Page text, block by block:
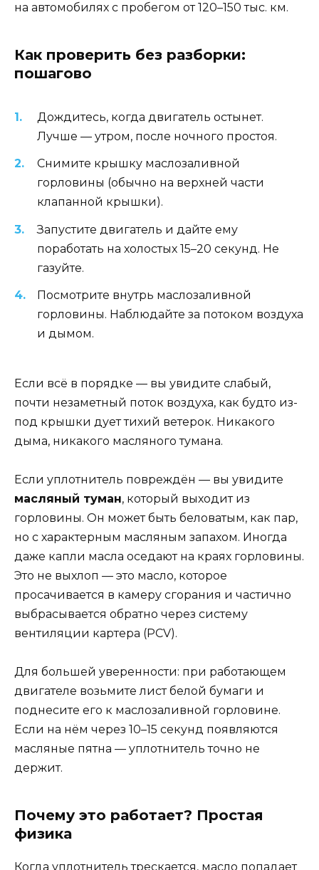
на автомобилях с пробегом от 120–150 тыс. км.
Как проверить без разборки:
пошагово
Дождитесь, когда двигатель остынет.
Лучше — утром, после ночного простоя.
Снимите крышку маслозаливной
горловины (обычно на верхней части
клапанной крышки).
Запустите двигатель и дайте ему
поработать на холостых 15–20 секунд. Не
газуйте.
Посмотрите внутрь маслозаливной
горловины. Наблюдайте за потоком воздуха
и дымом.
Если всё в порядке — вы увидите слабый,
почти незаметный поток воздуха, как будто из-
под крышки дует тихий ветерок. Никакого
дыма, никакого масляного тумана.
Если уплотнитель повреждён — вы увидите
масляный туман, который выходит из
горловины. Он может быть беловатым, как пар,
но с характерным масляным запахом. Иногда
даже капли масла оседают на краях горловины.
Это не выхлоп — это масло, которое
просачивается в камеру сгорания и частично
выбрасывается обратно через систему
вентиляции картера (PCV).
Для большей уверенности: при работающем
двигателе возьмите лист белой бумаги и
поднесите его к маслозаливной горловине.
Если на нём через 10–15 секунд появляются
масляные пятна — уплотнитель точно не
держит.
Почему это работает? Простая
физика
Когда уплотнитель трескается, масло попадает